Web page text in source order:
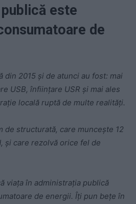
este
de
din 2015 și de atunci au fost: mai
USB, înființare USR și mai ales
locală ruptă de multe realități.
de structurată, care muncește 12
și care rezolvă orice fel de
viața în administrația publică
de energii. Îți pun bețe în